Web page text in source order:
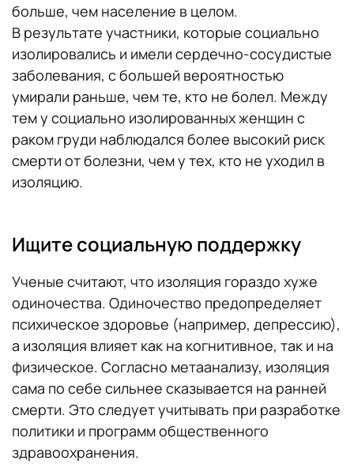
больше, чем население в целом.
В результате участники, которые социально
изолировались и имели сердечно-сосудистые
заболевания, с большей вероятностью
умирали раньше, чем те, кто не болел. Между
тем у социально изолированных женщин с
раком груди наблюдался более высокий риск
смерти от болезни, чем у тех, кто не уходил в
изоляцию.
Ищите социальную поддержку
Ученые считают, что изоляция гораздо хуже
одиночества. Одиночество предопределяет
психическое здоровье (например, депрессию),
а изоляция влияет как на когнитивное, так и на
физическое. Согласно метаанализу, изоляция
сама по себе сильнее сказывается на ранней
смерти. Это следует учитывать при разработке
политики и программ общественного
здравоохранения.